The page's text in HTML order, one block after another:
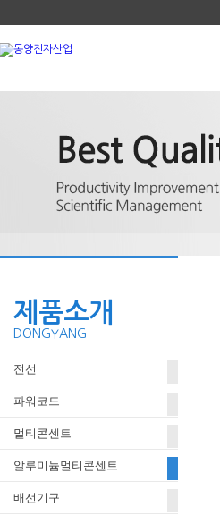
제품소개
DONGYANG
전선
파워코드
멀티콘센트
알루미늄멀티콘센트
배선기구